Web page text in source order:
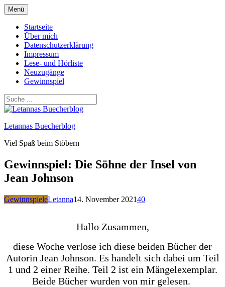
Zum
Inhalt
springen
Menü
Startseite
Über mich
Datenschutzerklärung
Impressum
Lese- und Hörliste
Neuzugänge
Gewinnspiel
Letannas Buecherblog
Viel Spaß beim Stöbern
Gewinnspiel: Die Söhne der Insel von
Jean Johnson
GewinnspieleLetanna14. November 202140
Hallo Zusammen,
diese Woche verlose ich diese beiden Bücher der
Autorin Jean Johnson. Es handelt sich dabei um Teil
1 und 2 einer Reihe. Teil 2 ist ein Mängelexemplar.
Beide Bücher wurden von mir gelesen.